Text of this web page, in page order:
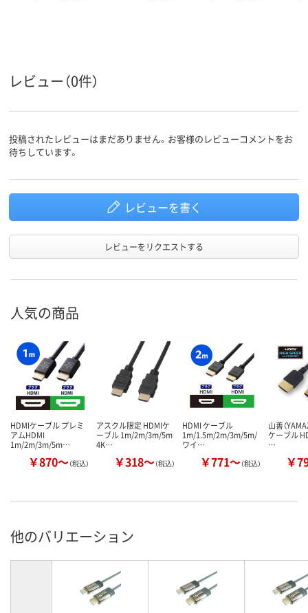
レビュー（0件）
投稿されたレビューはまだありません。お客様のレビューコメントをお
待ちしています。
レビューを書く
レビューをリクエストする
人気の商品
HDMIケーブル プレミ
アムHDMI
1m/2m/3m/5m…
￥870～（税込）
アスクル限定 HDMIケ
ーブル 1m/2m/3m/5m
4K…
￥318～（税込）
HDMI ケーブル
1m/1.5m/2m/3m/5m/
ワイ…
￥771～（税込）
山善（
ケーブル
…
￥
他のバリエーション